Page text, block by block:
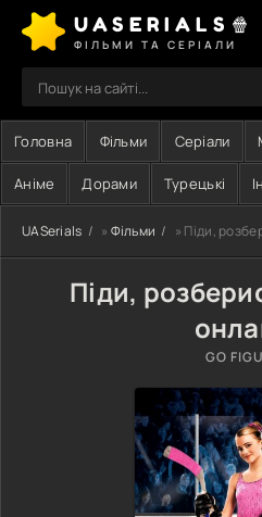
UASERIALS🍿
ФІЛЬМИ ТА СЕРІАЛИ
Головна Фільми Серіали
Аніме Дорами Турецькі
UASerials » Фільми » Піди,
Піди,
GO